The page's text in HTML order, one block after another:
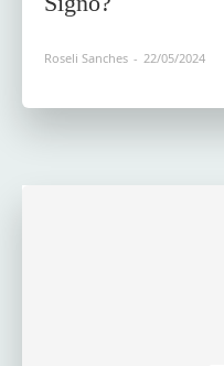
Roseli Sanches - 22/05/2024